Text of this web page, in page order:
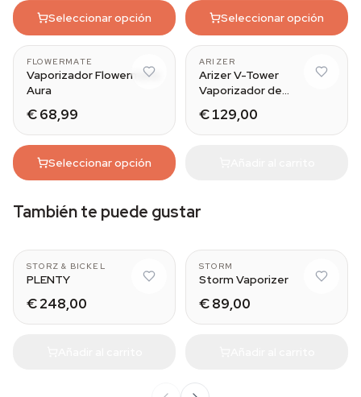
Seleccionar opción Seleccionar opción
FLOWERMATE
Vaporizador Flowermate
Aura
€ 68,99
Seleccionar opción
ARIZER
Arizer V-Tower
Vaporizador de
€ 129,00
También te puede gustar
STORZ & BICKEL
PLENTY
€ 248,00
STORM
Storm Vaporizer
€ 89,00